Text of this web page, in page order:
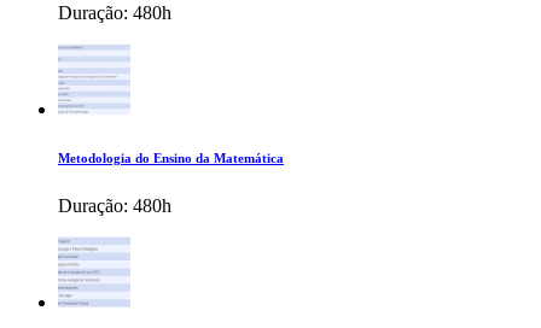
Duração: 480h
Metodologia do Ensino da Matemática
Duração: 480h